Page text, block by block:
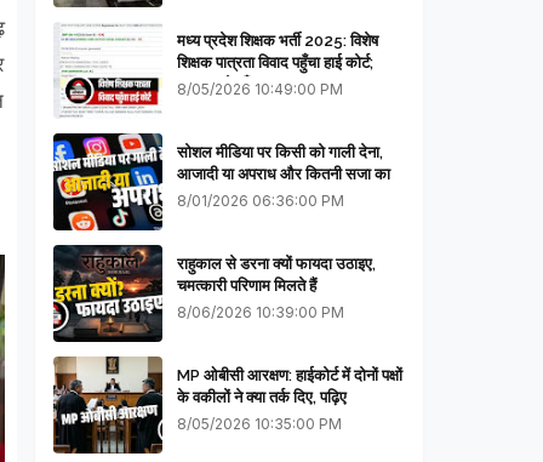
मध्य प्रदेश शिक्षक भर्ती 2025: विशेष
शिक्षक पात्रता विवाद पहुँचा हाई कोर्ट;
सरकार से माँगा जवाब
8/05/2026 10:49:00 PM
सोशल मीडिया पर किसी को गाली देना,
आजादी या अपराध और कितनी सजा का
प्रावधान - free legal advice
8/01/2026 06:36:00 PM
राहुकाल से डरना क्यों फायदा उठाइए,
चमत्कारी परिणाम मिलते हैं
8/06/2026 10:39:00 PM
MP ओबीसी आरक्षण: हाईकोर्ट में दोनों पक्षों
के वकीलों ने क्या तर्क दिए, पढ़िए
8/05/2026 10:35:00 PM